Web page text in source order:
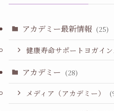
アカデミー最新情報 (25)
健康寿命サポートヨガイ
アカデミー (28)
メディア（アカデミー）